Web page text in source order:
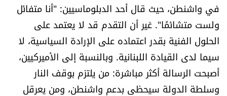
في واشنطن، حيث قال أحد الدبلوماسيين: "أنا متفائل
ولست متشائمًا". غير أن التقدم قد لا يعتمد على
الحلول الفنية بقدر اعتماده على الإرادة السياسية، لا
سيما لدى القيادة اللبنانية. وبالنسبة إلى الأميركيين،
أصبحت الرسالة أكثر مباشرة: من يلتزم بوقف النار
وسلطة الدولة سيحظى بدعم واشنطن، ومن يعرقل